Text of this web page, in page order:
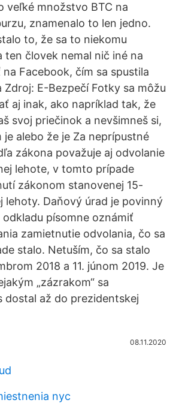
veľké množstvo BTC na
znamenalo to len jedno.
to, že sa to niekomu
ten človek nemal nič iné na
Facebook, čím sa spustila
Zdroj: E-Bezpečí Fotky sa môžu
aj inak, ako napríklad tak, že
svoj priečinok a nevšimneš si,
alebo že je Za neprípustné
zákona považuje aj odvolanie
lehote, v tomto prípade
zákonom stanovenej 15-
lehoty. Daňový úrad je povinný
písomne oznámiť
zamietnutie odvolania, čo sa
stalo. Netuším, čo sa stalo
2018 a 11. júnom 2019. Je
„zázrakom“ sa
dostal až do prezidentskej
08.11.2020
nyc